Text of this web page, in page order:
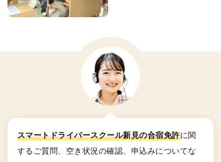
スマートドライバースクール新見の合宿免許に関
する ご質問、空き状況の確認、申込みについてな